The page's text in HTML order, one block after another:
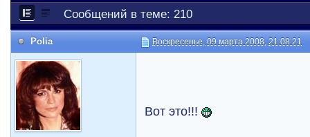
Сообщений в теме: 210
Polia Воскресенье, 09 марта 2008, 21:08:21
Вот это!!!